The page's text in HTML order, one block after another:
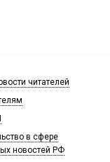
читателей
в сфере
новостей РФ